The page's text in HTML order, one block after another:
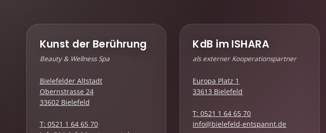
Kunst der Berührung
Beauty & Wellness Spa
Bielefelder Altstadt
Obernstrasse 24
33602 Bielefeld
T: 0521 1 64 65 70
KdB im ISHARA
als externer Kooperationspartner
Europa Platz 1
33613 Bielefeld
T: 0521 1 64 65 70
info@bielefeld-entspannt.de